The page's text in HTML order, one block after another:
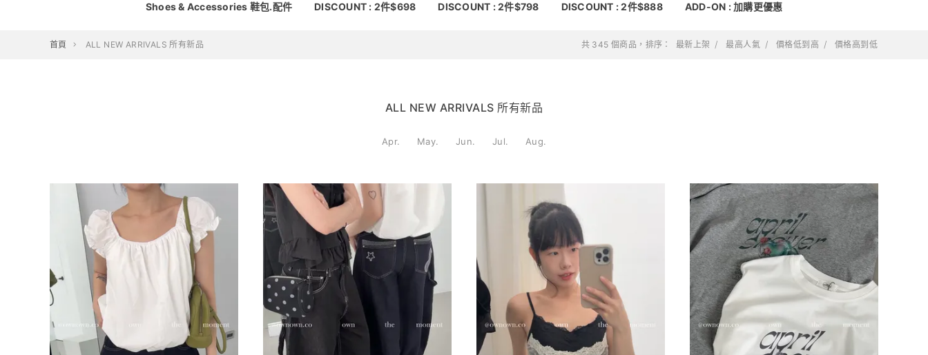
Shoes & Accessories 鞋包.配件 DISCOUNT : 2件$698 DISCOUNT : 2件$798 DISCOUNT : 2件$888 ADD-ON : 加購更優惠
首頁 ALL NEW ARRIVALS 所有新品 共 345 個商品，排序： 最新上架 最高人氣 價格低到高 價格高到低
ALL NEW ARRIVALS 所有新品
Apr. May. Jun. Jul. Aug.